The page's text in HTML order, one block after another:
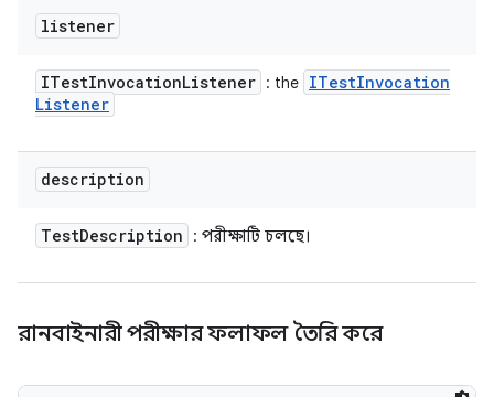
listener
ITestInvocationListener : the ITestInvocation
Listener
description
TestDescription : পরীক্ষাটি চলছে।
রানবাইনারী পরীক্ষার ফলাফল তৈরি করে